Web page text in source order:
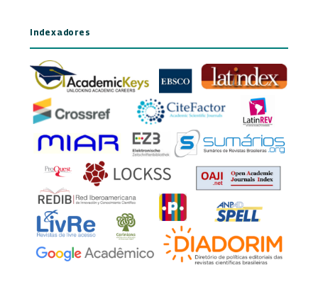
Indexadores